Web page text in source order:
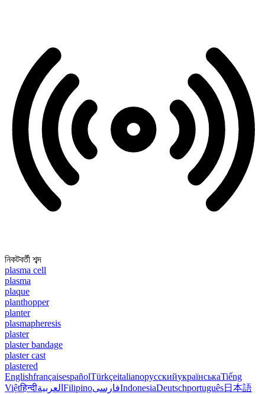
নিকটবর্তী শব্দ
plasma cell
plasma
plaque
planthopper
planter
plasmapheresis
plaster
plaster bandage
plaster cast
plastered
EnglishfrançaisespañolTürkçeitalianoрусскийукраїнськаTiếng
Việtहिन्दीالعربية FilipinoفارسیIndonesiaDeutschportuguês日本語